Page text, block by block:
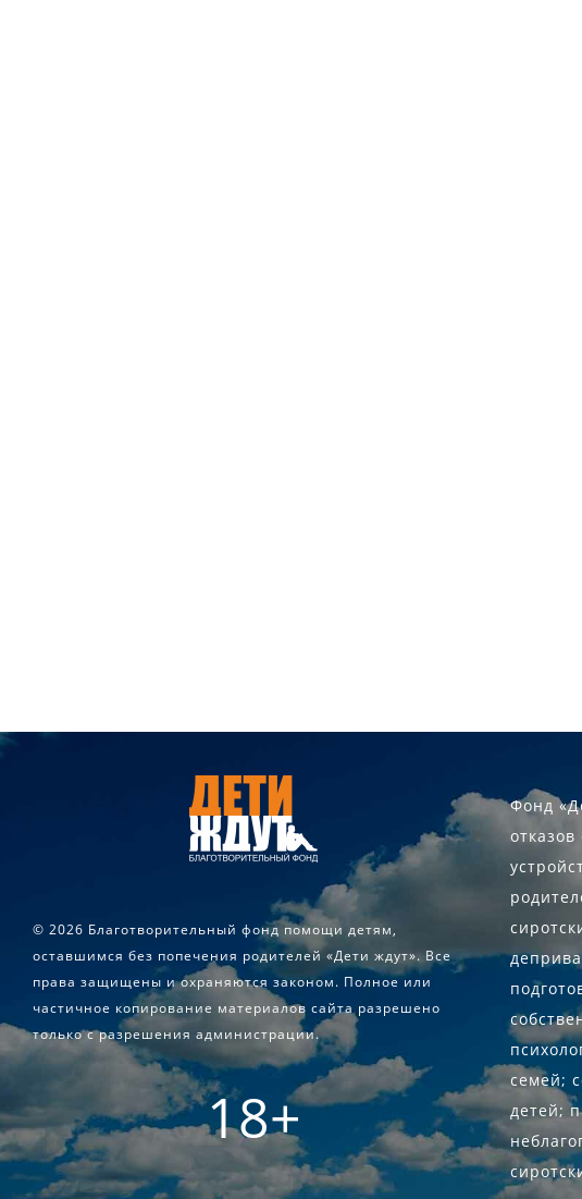
© 2026 Благотворительный фонд помощи детям,
оставшимся без попечения родителей «Дети ждут». Все
права защищены и охраняются законом. Полное или
частичное копирование материалов сайта разрешено
только с разрешения администрации.
18+
Фонд
семей;
детей;